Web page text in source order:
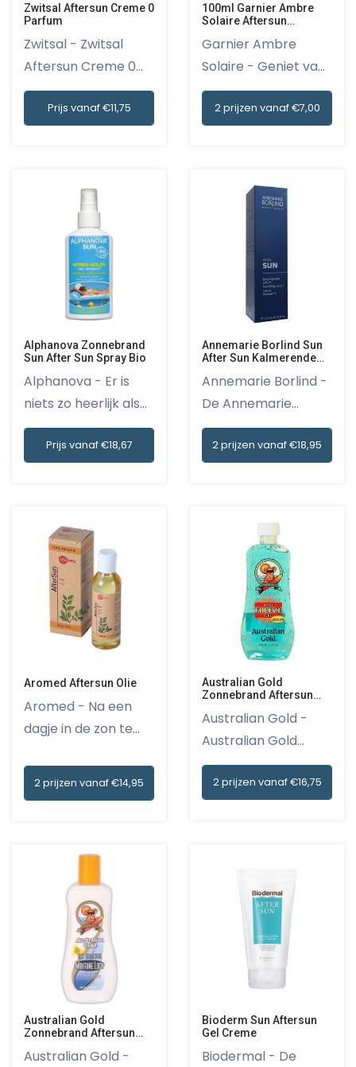
Zwitsal Aftersun Creme 0
Parfum
Zwitsal - Zwitsal
Aftersun Creme 0
Parfum i...
Prijs vanaf €11,75
100ml Garnier Ambre
Solaire Aftersun
Garnier Ambre
Solaire - Geniet van
het warm...
2 prijzen vanaf €7,00
Alphanova Zonnebrand
Sun After Sun Spray Bio
Alphanova - Er is
niets zo heerlijk als
ont...
Prijs vanaf €18,67
Annemarie Borlind Sun
After Sun Kalmerende
Annemarie Borlind -
De Annemarie
Borlind Su...
2 prijzen vanaf €18,95
Aromed Aftersun Olie
Aromed - Na een
dagje in de zon te
2 prijzen vanaf €14,95
Australian Gold
Zonnebrand Aftersun
Australian Gold -
Australian Gold
Zonnebran...
2 prijzen vanaf €16,75
Australian Gold
Zonnebrand Aftersun
Australian Gold -
Bioderm Sun Aftersun
Gel Creme
Biodermal - De